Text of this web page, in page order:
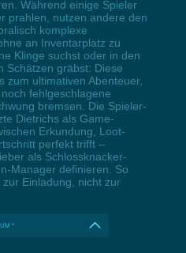
Während einige Spieler
prahlen, nutzen andere den
komplexe
an Inventarplatz zu
Klinge suchst oder in den
Schätzen gräbst: Diese
zum ultimativen Abenteuer,
fehlgeschlagene
bremsen. Die Spieler-
Dietrichs als Game-
Erkundung, Loot-
perfekt trifft –
als Schlossknacker-
Manager definieren. So
Einladung, nicht zur
*